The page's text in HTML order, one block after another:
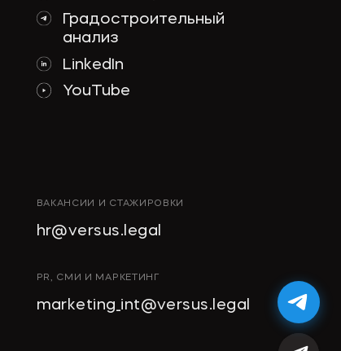
Градостроительный
анализ
LinkedIn
YouTube
ВАКАНСИИ И СТАЖИРОВКИ
hr@versus.legal
PR, СМИ И МАРКЕТИНГ
marketing_int@versus.legal